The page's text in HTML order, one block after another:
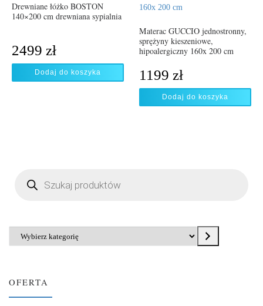
Drewniane łóżko BOSTON
140×200 cm drewniana sypialnia
2499 zł
Dodaj do koszyka
Materac GUCCIO jednostronny,
sprężyny kieszeniowe,
hipoalergiczny 160x 200 cm
1199 zł
Dodaj do koszyka
OFERTA